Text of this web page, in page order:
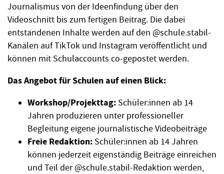
Journalismus von der Ideenfindung über den
Videoschnitt bis zum fertigen Beitrag. Die dabei
entstandenen Inhalte werden auf den @schule.stabil-
Kanälen auf TikTok und Instagram veröffentlicht und
können mit Schulaccounts co-gepostet werden.
Das Angebot für Schulen auf einen Blick:
Workshop/Projekttag: Schüler:innen ab 14
Jahren produzieren unter professioneller
Begleitung eigene journalistische Videobeiträge
Freie Redaktion: Schüler:innen ab 14 Jahren
können jederzeit eigenständig Beiträge einreichen
und Teil der @schule.stabil-Redaktion werden,